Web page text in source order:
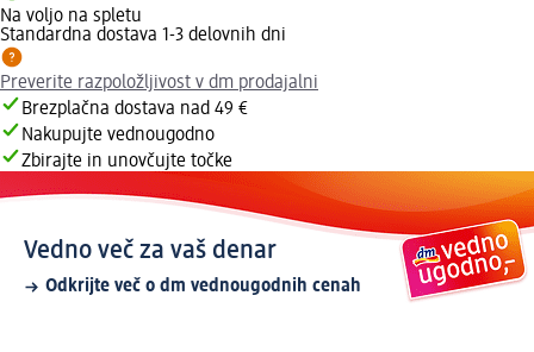
Na voljo na spletu
Standardna dostava 1-3 delovnih dni
Preverite razpoložljivost v dm prodajalni
Brezplačna dostava nad 49 €
Nakupujte vednougodno
Zbirajte in unovčujte točke
Vedno več za vaš denar
Odkrijte več o dm vednougodnih cenah